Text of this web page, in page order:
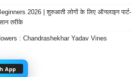
2026 | शुरुआती लोगों के लिए ऑनलाइन पार्ट-
तरीके
: Chandrashekhar Yadav Vines
App